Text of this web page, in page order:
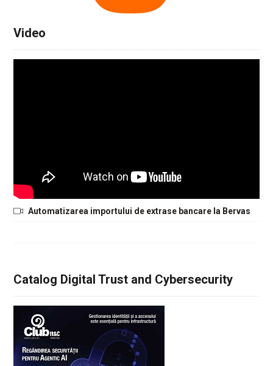
Video
Automatizarea importului de extrase bancare la Bervas
Catalog Digital Trust and Cybersecurity